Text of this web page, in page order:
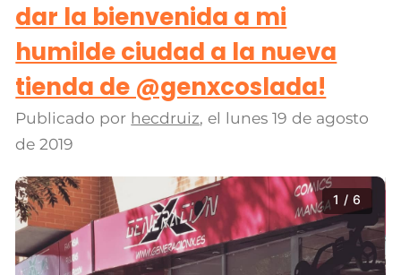
dar la bienvenida a mi
humilde ciudad a la nueva
tienda de @genxcoslada!
Publicado por hecdruiz, el lunes 19 de agosto
de 2019
1 / 6